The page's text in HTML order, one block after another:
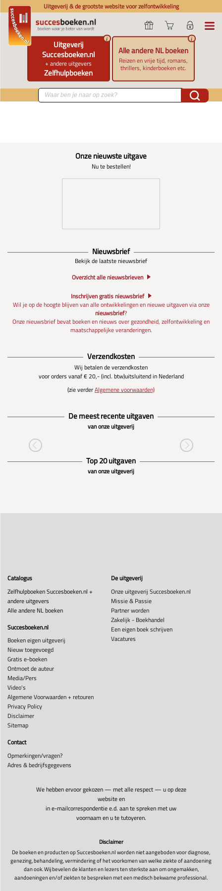
Uitgeverij & de grootste website voor zelfontwikkeling
Uitgeverij
Succesboeken.nl
+ andere uitgevers
Zelfhulpboeken
i
Alle andere NL boeken
Reizen en vrije tijd, romans,
thrillers, kinderboeken etc.
i
Onze nieuwste uitgave
Nu te bestellen!
Nieuwsbrief
Bekijk de laatste nieuwsbrief
Overzicht alle nieuwsbrieven
Inschrijven gratis nieuwsbrief
Wil je op de hoogte blijven van alle ontwikkelingen en nieuwe uitgaven via onze
nieuwsbrief?
Onze nieuwsbrief bevat boeken en nieuws over gezondheid, zelfontwikkeling en
maatschappelijke veranderingen.
Verzendkosten
Wij betalen de verzendkosten
voor orders vanaf € 20,- (incl. btw)uitsluitend in Nederland
(zie verderAlgemene voorwaarden)
De meest recente uitgaven
van onze uitgeverij
Top 20 uitgaven
van onze uitgeverij
Catalogus
Zelfhulpboeken Succesboeken.nl +
andere uitgevers
Alle andere NL boeken
Succesboeken.nl
Boeken eigen uitgeverij
Nieuw toegevoegd
Gratis e-boeken
Ontmoet de auteur
Media/Pers
Video's
Algemene Voorwaarden + retouren
Privacy Policy
Disclaimer
Sitemap
De uitgeverij
Onze uitgeverij Succesboeken.nl
Missie & Passie
Partner worden
Zakelijk - Boekhandel
Een eigen boek schrijven
Vacatures
Contact
Opmerkingen/vragen?
Adres & bedrijfsgegevens
We hebben ervoor gekozen — met alle respect — u op deze
website en
in e-mailcorrespondentie e.d. aan te spreken met uw
voornaam en u te tutoyeren.
Disclaimer
De boeken en producten op Succesboeken.nl worden niet aangeboden voor diagnose,
genezing, behandeling, vermindering of het voorkomen van welke ziekte of aandoening
dan ook. Wij bevelen de klanten en lezers ten sterkste aan om ongemakken,
aandoeningen en/of ziekten te bespreken met een medisch bekwame professional.